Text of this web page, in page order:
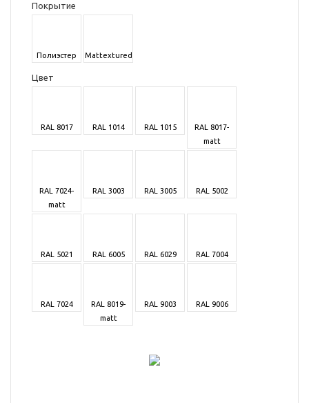
Покрытие
Полиэстер Mattextured
Цвет
RAL 8017 RAL 1014 RAL 1015
RAL 8017-
matt
RAL 7024-
matt
RAL 3003 RAL 3005 RAL 5002
RAL 5021 RAL 6005 RAL 6029 RAL 7004
RAL 7024
RAL 8019-
matt
RAL 9003 RAL 9006